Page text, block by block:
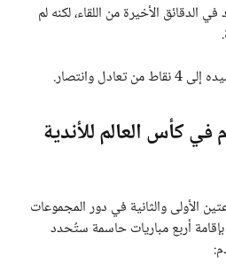
الدقائق الأخيرة من اللقاء، لكنه لم
من تعادل وانتصار.
كأس العالم للأندية
الأولى والثانية في دور المجموعات
العالم للأندية 2025، بإقامة أربع مباريات حاسمة ستُحدد